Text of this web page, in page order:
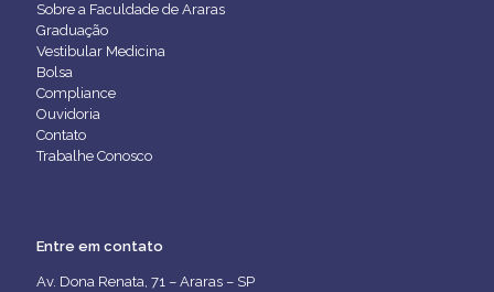
Sobre a Faculdade de Araras
Graduação
Vestibular Medicina
Bolsa
Compliance
Ouvidoria
Contato
Trabalhe Conosco
Entre em contato
Av. Dona Renata, 71 – Araras – SP